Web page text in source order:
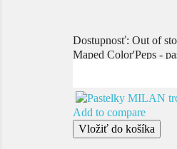
Dostupnosť: Out of
Maped Color'Peps -
Add to compare
Vložiť do košíka